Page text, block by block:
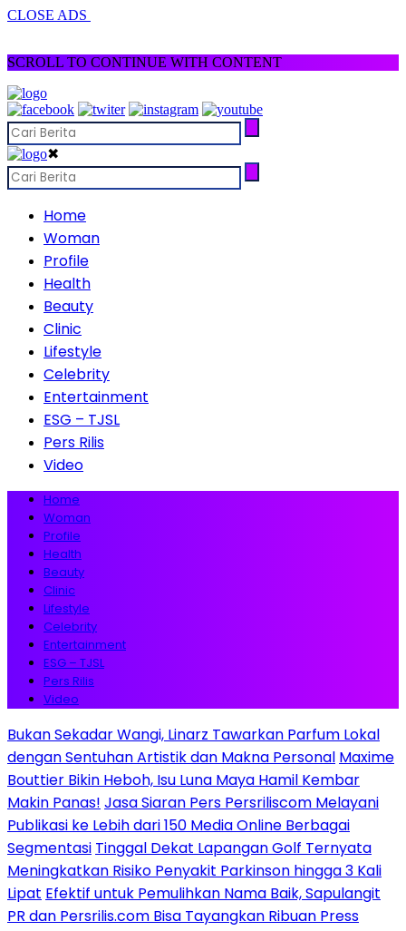
CLOSE ADS
SCROLL TO CONTINUE WITH CONTENT
✖
Home
Woman
Profile
Health
Beauty
Clinic
Lifestyle
Celebrity
Entertainment
ESG – TJSL
Pers Rilis
Video
Home
Woman
Profile
Health
Beauty
Clinic
Lifestyle
Celebrity
Entertainment
ESG – TJSL
Pers Rilis
Video
Bukan Sekadar Wangi, Linarz Tawarkan Parfum Lokal
dengan Sentuhan Artistik dan Makna Personal Maxime
Bouttier Bikin Heboh, Isu Luna Maya Hamil Kembar
Makin Panas! Jasa Siaran Pers Persriliscom Melayani
Publikasi ke Lebih dari 150 Media Online Berbagai
Segmentasi Tinggal Dekat Lapangan Golf Ternyata
Meningkatkan Risiko Penyakit Parkinson hingga 3 Kali
Lipat Efektif untuk Pemulihkan Nama Baik, Sapulangit
PR dan Persrilis.com Bisa Tayangkan Ribuan Press